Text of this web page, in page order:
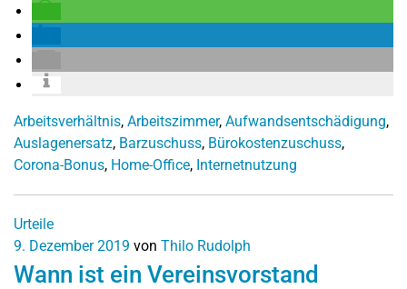
Arbeitsverhältnis, Arbeitszimmer, Aufwandsentschädigung,
Auslagenersatz, Barzuschuss, Bürokostenzuschuss,
Corona-Bonus, Home-Office, Internetnutzung
Urteile
9. Dezember 2019 von Thilo Rudolph
Wann ist ein Vereinsvorstand